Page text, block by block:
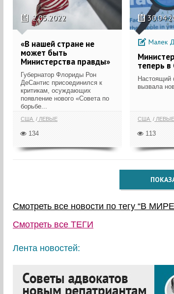
2.05.2022
«В нашей стране не
может быть
Министерства правды»
Губернатор Флориды Рон
ДеСантис присоединился к
критикам, осуждающих
появление нового «Совета по
борьбе...
США ЛЕВЫЕ
134
Малек
теперь
Настоящий
вызвала
США ЛЕВЫЕ
113
Смотреть все новости по тегу “В МИРЕ
Смотреть все ТЕГИ
Лента новостей: